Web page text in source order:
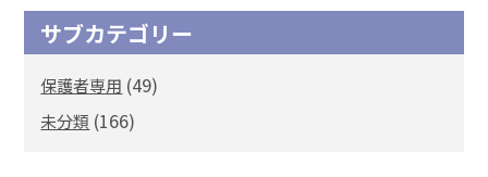
サブカテゴリー
保護者専用 (49)
未分類 (166)